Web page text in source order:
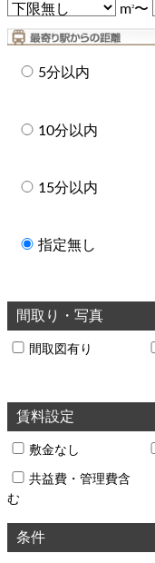
m2〜
5分以内
10分以内
15分以内
指定無し
間取り・写真
間取図有り
賃料設定
敷金なし
共益費・管理費含
む
条件